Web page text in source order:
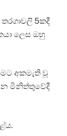
5කදී
ලෙස ඔහු
අකමැති වූ
මිනිත්තුවේදී